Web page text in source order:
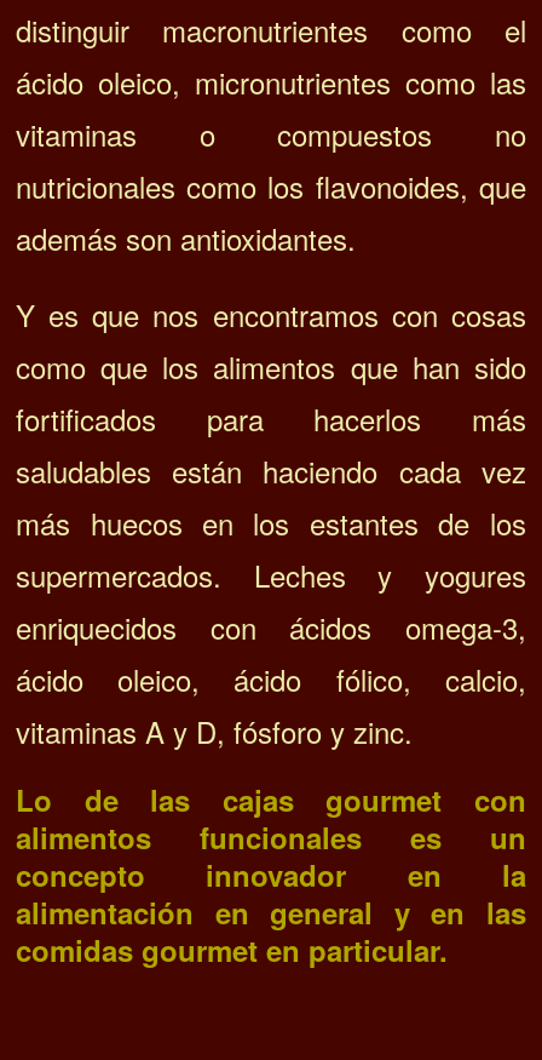
distinguir macronutrientes como el
ácido oleico, micronutrientes como las
vitaminas o compuestos no
nutricionales como los flavonoides, que
además son antioxidantes.
Y es que nos encontramos con cosas
como que los alimentos que han sido
fortificados para hacerlos más
saludables están haciendo cada vez
más huecos en los estantes de los
supermercados. Leches y yogures
enriquecidos con ácidos omega-3,
ácido oleico, ácido fólico, calcio,
vitaminas A y D, fósforo y zinc.
Lo de las cajas gourmet con
alimentos funcionales esun
concepto innovador en la
alimentación en general y en las
comidas gourmet en particular.